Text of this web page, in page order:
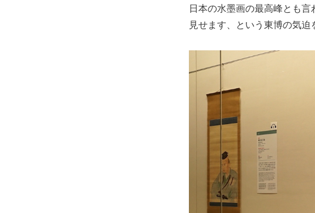
日本の水墨画の最高峰とも
見せます、という東博の気迫